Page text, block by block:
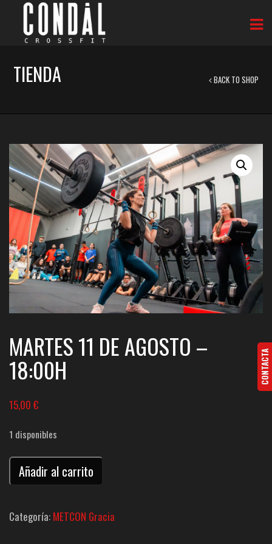
TIENDA BACK TO SHOP
MARTES 11 DE AGOSTO –
18:00H
15,00 €
1 disponibles
METCON
Gràcia
Martes
Añadir al carrito
Categoría: METCON Gracia
CONTACTA